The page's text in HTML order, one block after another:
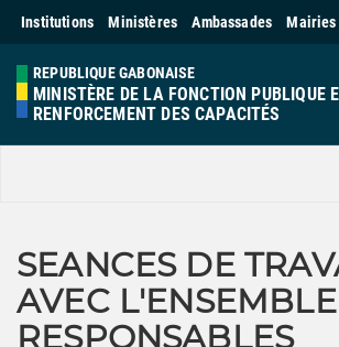
Institutions Ministères Ambassades Mairies
REPUBLIQUE GABONAISE
MINISTÈRE DE LA FONCTION PUBLIQUE
RENFORCEMENT DES CAPACITÉS
SEANCES DE
AVEC
RESPONSABLES